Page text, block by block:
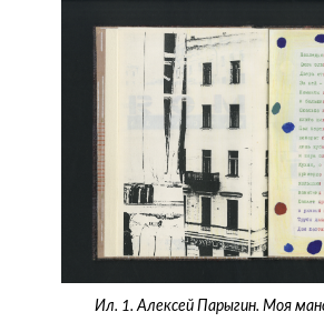
Ил. 1. Алексей Парыгин. Моя